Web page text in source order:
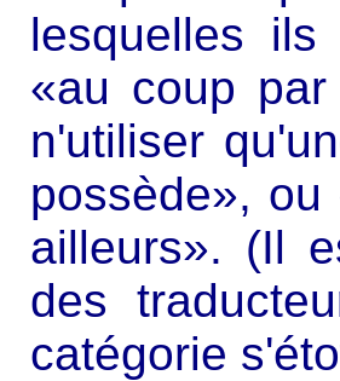
lesquelles
«au coup
n'utiliser
possède»,
ailleurs». (Il
des
catégorie